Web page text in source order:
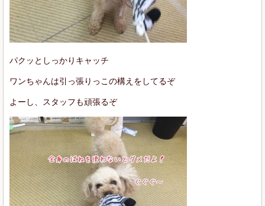
パクッとしっかりキャッチ
ワンちゃんは引っ張りっこの構えをしてるぞ
よーし、スタッフも頑張るぞ